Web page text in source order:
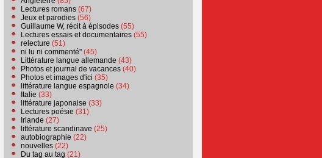
Lectures romans (67)
Jeux et parodies (56)
Guillaume W, récit à épisodes (55)
Lectures essais et documentaires (55)
relecture (51)
ni lu ni commenté" (45)
Littérature langue allemande (43)
Photos et journal de vacances (40)
Photos et images d'ici (35)
littérature langue espagnole (34)
Italie (33)
littérature japonaise (33)
Lectures poésie (31)
Irlande (27)
littérature scandinave (25)
autobiographie (22)
nouvelles (22)
Du tag au tag (21)